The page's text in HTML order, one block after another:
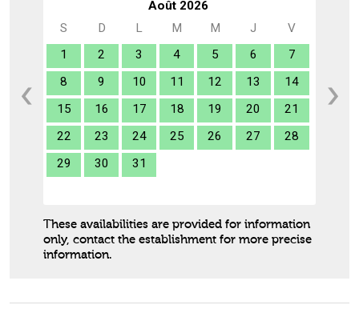
Août 2026
S
D L M M J
V
1
2 3 4 5 6
7
8
9 10 11 12 13
14
15
16 17 18 19 20
21
22
23 24 25 26 27
28
29
30 31
These availabilities are provided for information
only, contact the establishment for more precise
information.